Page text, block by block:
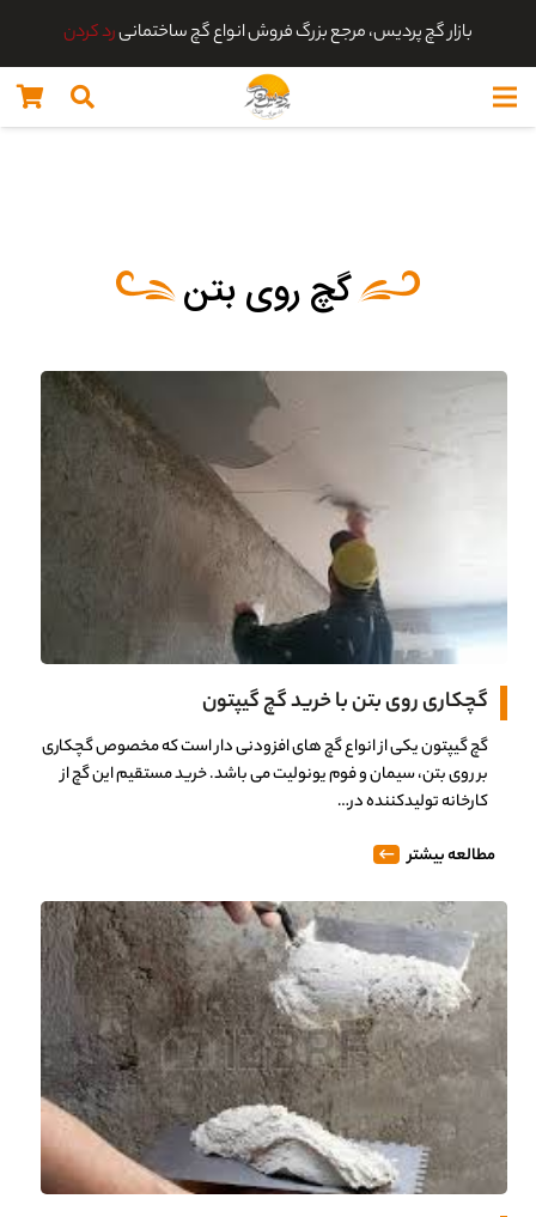
بازار گچ پردیس، مرجع بزرگ فروش انواع گچ ساختمانیرد کردن
گچ روی بتن
گچکاری روی بتن با خرید گچ گیپتون
گچ گیپتون یکی از انواع گچ های افزودنی دار است که مخصوص گچکاری
بر روی بتن، سیمان و فوم یونولیت می باشد. خرید مستقیم این گچ از
کارخانه تولیدکننده در…
مطالعه بیشتر